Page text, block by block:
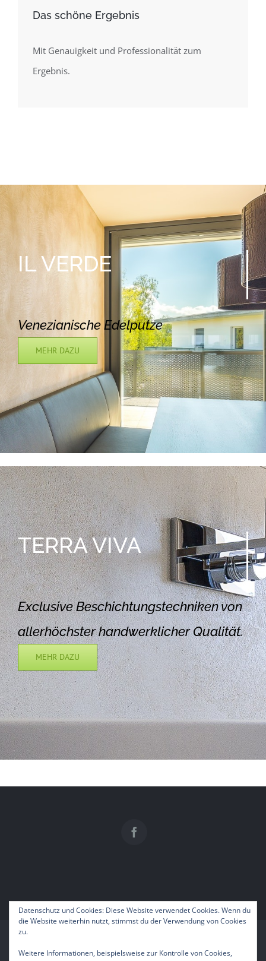
Das schöne Ergebnis
Mit Genauigkeit und Professionalität zum
Ergebnis.
ILVERDE
Venezianische Edelputze
MEHR DAZU
TERRAVIVA
Exclusive Beschichtungstechniken von
allerhöchster handwerklicher Qualität.
MEHR DAZU
Design byMundHandWerker Marketingservice e.U.|
Datenschutz und Cookies: Diese Website verwendet Cookies. Wenn du
die Website weiterhin nutzt, stimmst du der Verwendung von Cookies
zu.
Weitere Informationen, beispielsweise zur Kontrolle von Cookies,